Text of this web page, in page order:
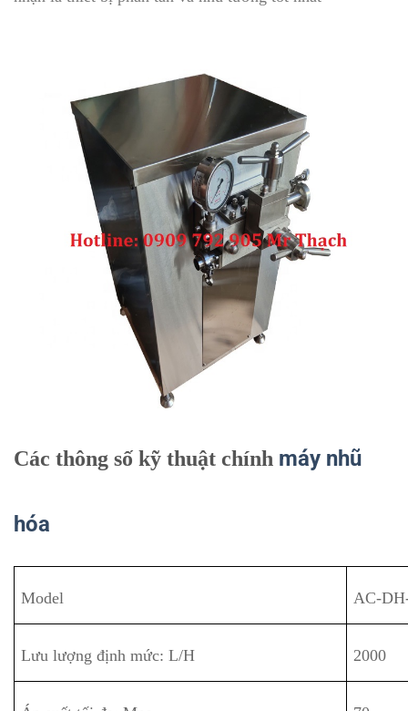
Các thông số kỹ thuật chính máy nhũ
hóa
Model AC-
Lưu lượng định mức: L/H 2000